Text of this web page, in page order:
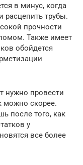
в минус, когда
расцепить трубы.
прочности
Также имеет
обойдется
нужно провести
можно скорее.
после того, как
у
все более